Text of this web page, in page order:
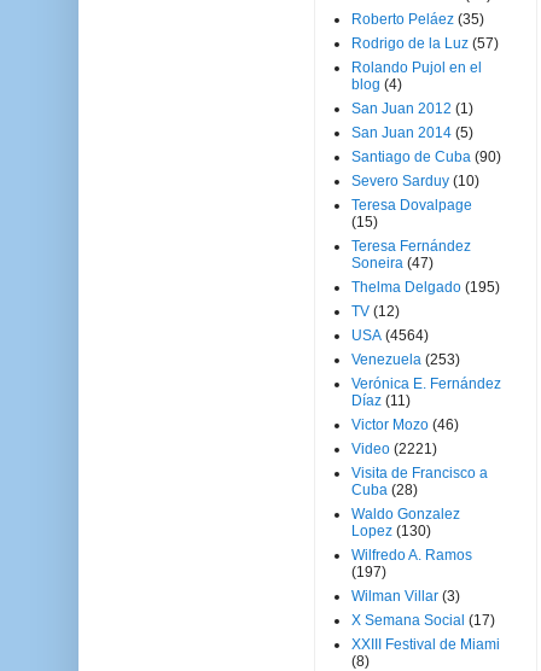
Roberto Peláez (35)
Rodrigo de la Luz (57)
Rolando Pujol en el
blog (4)
San Juan 2012 (1)
San Juan 2014 (5)
Santiago de Cuba (90)
Severo Sarduy (10)
Teresa Dovalpage
(15)
Teresa Fernández
Soneira (47)
Thelma Delgado (195)
TV (12)
USA (4564)
Venezuela (253)
Verónica E. Fernández
Díaz (11)
Victor Mozo (46)
Video (2221)
Visita de Francisco a
Cuba (28)
Waldo Gonzalez
Lopez (130)
Wilfredo A. Ramos
(197)
Wilman Villar (3)
X Semana Social (17)
XXIII Festival de Miami
(8)